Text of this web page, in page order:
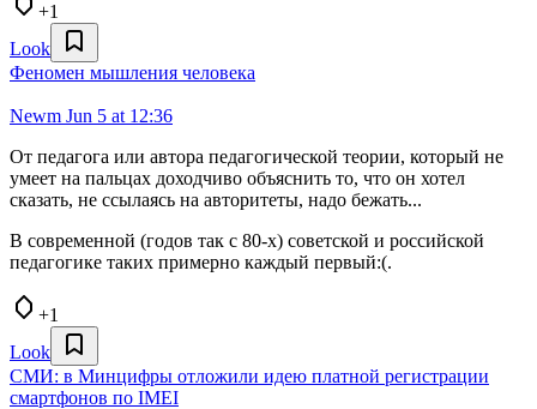
+1
Look
Феномен мышления человека
Newm Jun 5 at 12:36
От педагога или автора педагогической теории, который не
умеет на пальцах доходчиво объяснить то, что он хотел
сказать, не ссылаясь на авторитеты, надо бежать...
В современной (годов так с 80-х) советской и российской
педагогике таких примерно каждый первый:(.
+1
Look
СМИ: в Минцифры отложили идею платной регистрации
смартфонов по IMEI